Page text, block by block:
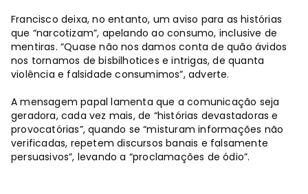
Francisco deixa, no entanto, um aviso para as histórias
que “narcotizam”, apelando ao consumo, inclusive de
mentiras. “Quase não nos damos conta de quão ávidos
nos tornamos de bisbilhotices e intrigas, de quanta
violência e falsidade consumimos”, adverte.
A mensagem papal lamenta que a comunicação seja
geradora, cada vez mais, de “histórias devastadoras e
provocatórias”, quando se “misturam informações não
verificadas, repetem discursos banais e falsamente
persuasivos”, levando a “proclamações de ódio”.